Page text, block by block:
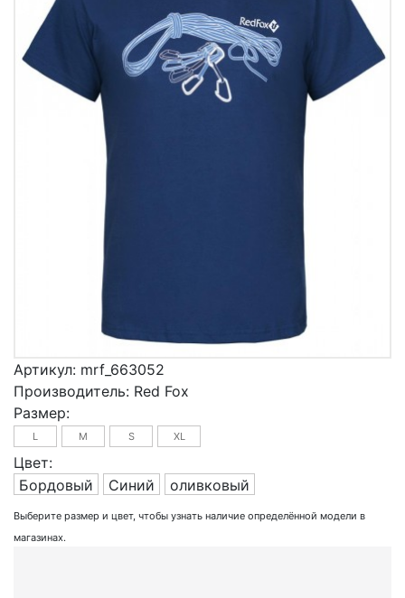
Артикул: mrf_663052
Производитель: Red Fox
Размер:
L M S XL
Цвет:
Бордовый
Синий оливковый
Выберите размер и цвет, чтобы узнать наличие определённой модели в
магазинах.